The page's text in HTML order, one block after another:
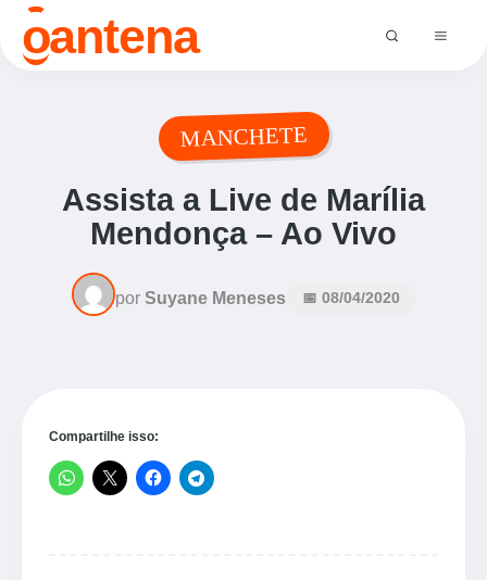
oantena
MANCHETE
Assista a Live de Marília
Mendonça – Ao Vivo
por Suyane Meneses 📅 08/04/2020
Compartilhe isso: